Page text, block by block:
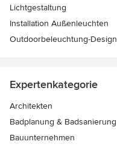
Lichtgestaltung
Installation Außenleuchten
Outdoorbeleuchtung-Design
Expertenkategorie
Architekten
Badplanung & Badsanierung
Bauunternehmen